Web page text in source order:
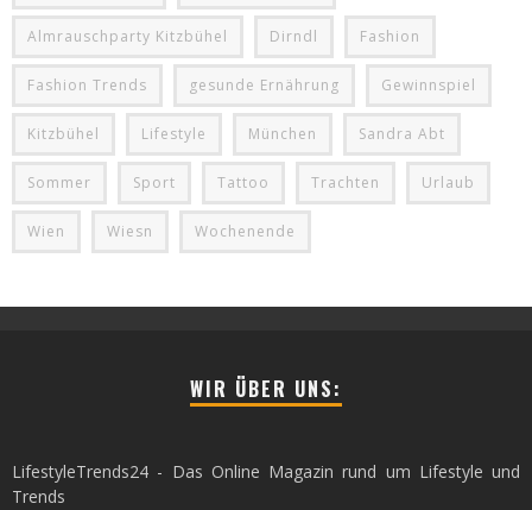
Almrauschparty Kitzbühel Dirndl Fashion
Fashion Trends gesunde Ernährung Gewinnspiel
Kitzbühel Lifestyle München Sandra Abt
Sommer Sport Tattoo Trachten Urlaub
Wien Wiesn Wochenende
WIR ÜBER UNS:
LifestyleTrends24 - Das Online Magazin rund um Lifestyle und
Trends